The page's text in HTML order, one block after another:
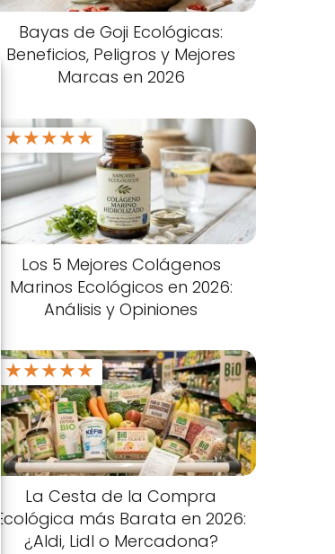
Bayas de Goji Ecológicas:
Beneficios, Peligros y Mejores
Marcas en 2026
★★★★★
Los 5 Mejores Colágenos
Marinos Ecológicos en 2026:
Análisis y Opiniones
★★★★★
La Cesta de la Compra
Ecológica más Barata en 2026:
¿Aldi, Lidl o Mercadona?